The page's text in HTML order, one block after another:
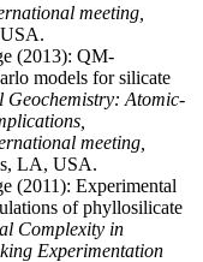
meeting,
USA.
(2013): QM-
models for silicate
Geochemistry: Atomic-
meeting,
LA, USA.
(2011): Experimental
of phyllosilicate
Complexity in
Experimentation